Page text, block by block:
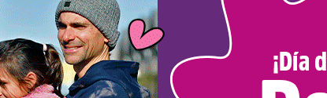
Nota Principal